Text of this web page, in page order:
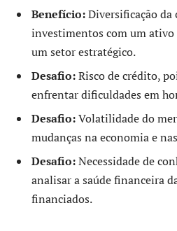
Benefício:Diversificação da
investimentos com um ativo
um setor estratégico.
Desafio:Risco de crédito,
enfrentar dificuldades em
Desafio:Volatilidade do
mudanças na economia e
Desafio:Necessidade de
analisar a saúde financeira
financiados.